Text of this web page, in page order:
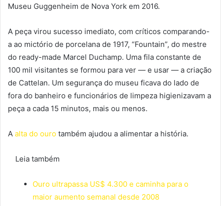
Museu Guggenheim de Nova York em 2016.
A peça virou sucesso imediato, com críticos comparando-
a ao mictório de porcelana de 1917, “Fountain”, do mestre
do ready-made Marcel Duchamp. Uma fila constante de
100 mil visitantes se formou para ver — e usar — a criação
de Cattelan. Um segurança do museu ficava do lado de
fora do banheiro e funcionários de limpeza higienizavam a
peça a cada 15 minutos, mais ou menos.
A alta do ouro também ajudou a alimentar a história.
Leia também
Ouro ultrapassa US$ 4.300 e caminha para o
maior aumento semanal desde 2008